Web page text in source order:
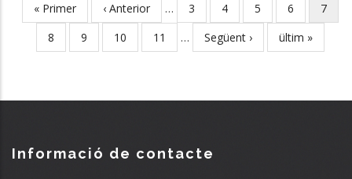
Pagination
First
page
« Primer
Previous
page
‹ Anterior … Page
3 Page
4 Page
5 Page
6
page
7
Page
8 Page
9 Page
10 Page
11 …
Next
Següent ›
Last
ültim »
Informació de contacte